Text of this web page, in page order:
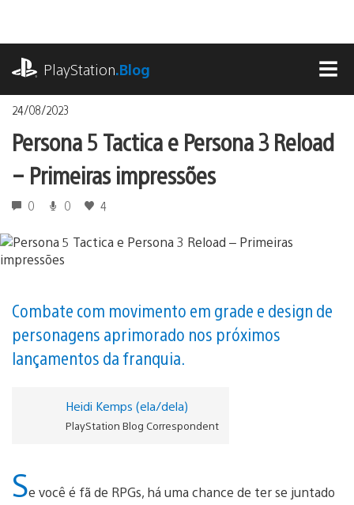
o
conteúdo
PlayStation.Blog
24/08/2023
Persona 5 Tactica e Persona 3 Reload
– Primeiras impressões
0 0 4
Combate com movimento em grade e design de
personagens aprimorado nos próximos
lançamentos da franquia.
Heidi Kemps (ela/dela)
PlayStation Blog Correspondent
Se você é fã de RPGs, há uma chance de ter se juntado